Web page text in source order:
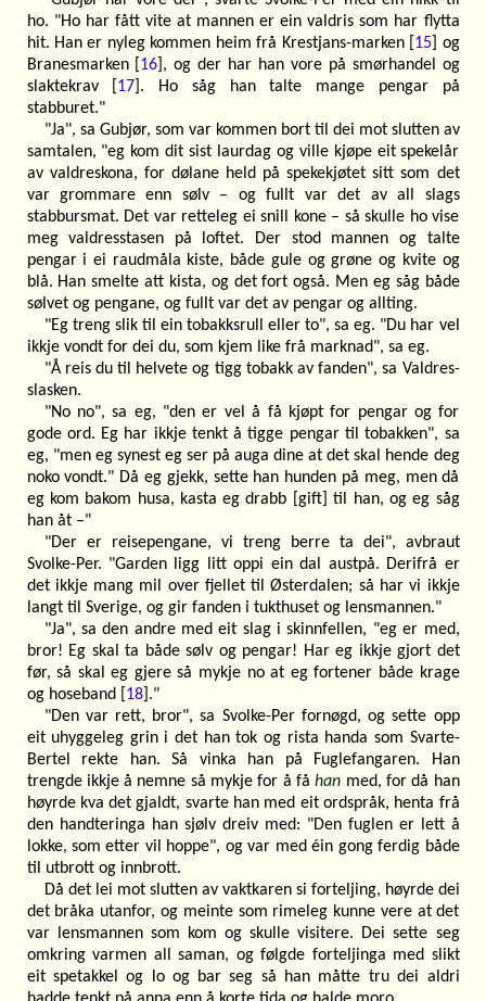
ho. "Ho har fått vite at mannen er ein valdris som har flytta
hit. Han er nyleg kommen heim frå Krestjans-marken [15] og
Branesmarken [16], og der har han vore på smørhandel og
slaktekrav [17]. Ho såg han talte mange pengar på
stabburet."
"Ja", sa Gubjør, som var kommen bort til dei mot slutten av
samtalen, "eg kom dit sist laurdag og ville kjøpe eit spekelår
av valdreskona, for dølane held på spekekjøtet sitt som det
var grommare enn sølv – og fullt var det av all slags
stabbursmat. Det var retteleg ei snill kone – så skulle ho vise
meg valdresstasen på loftet. Der stod mannen og talte
pengar i ei raudmåla kiste, både gule og grøne og kvite og
blå. Han smelte att kista, og det fort også. Men eg såg både
sølvet og pengane, og fullt var det av pengar og allting.
"Eg treng slik til ein tobakksrull eller to", sa eg. "Du har vel
ikkje vondt for dei du, som kjem like frå marknad", sa eg.
"Å reis du til helvete og tigg tobakk av fanden", sa Valdres-
slasken.
"No no", sa eg, "den er vel å få kjøpt for pengar og for
gode ord. Eg har ikkje tenkt å tigge pengar til tobakken", sa
eg, "men eg synest eg ser på auga dine at det skal hende deg
noko vondt." Då eg gjekk, sette han hunden på meg, men då
eg kom bakom husa, kasta eg drabb [gift] til han, og eg såg
han åt –"
"Der er reisepengane, vi treng berre ta dei", avbraut
Svolke-Per. "Garden ligg litt oppi ein dal austpå. Derifrå er
det ikkje mang mil over fjellet til Østerdalen; så har vi ikkje
langt til Sverige, og gir fanden i tukthuset og lensmannen."
"Ja", sa den andre med eit slag i skinnfellen, "eg er med,
bror! Eg skal ta både sølv og pengar! Har eg ikkje gjort det
før, så skal eg gjere så mykje no at eg fortener både krage
og hoseband [18]."
"Den var rett, bror", sa Svolke-Per fornøgd, og sette opp
eit uhyggeleg grin i det han tok og rista handa som Svarte-
Bertel rekte han. Så vinka han på Fuglefangaren. Han
trengde ikkje å nemne så mykje for å fåhan med, for då han
høyrde kva det gjaldt, svarte han med eit ordspråk, henta frå
den handteringa han sjølv dreiv med: "Den fuglen er lett å
lokke, som etter vil hoppe", og var med éin gong ferdig både
til utbrott og innbrott.
Då det lei mot slutten av vaktkaren si forteljing, høyrde dei
det bråka utanfor, og meinte som rimeleg kunne vere at det
var lensmannen som kom og skulle visitere. Dei sette seg
omkring varmen all saman, og følgde forteljinga med slikt
eit spetakkel og lo og bar seg så han måtte tru dei aldri